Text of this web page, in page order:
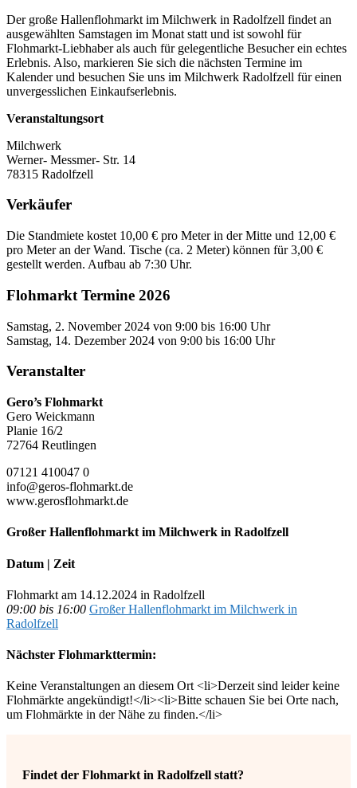
Der große Hallenflohmarkt im Milchwerk in Radolfzell findet an
ausgewählten Samstagen im Monat statt und ist sowohl für
Flohmarkt-Liebhaber als auch für gelegentliche Besucher ein echtes
Erlebnis. Also, markieren Sie sich die nächsten Termine im
Kalender und besuchen Sie uns im Milchwerk Radolfzell für einen
unvergesslichen Einkaufserlebnis.
Veranstaltungsort
Milchwerk
Werner- Messmer- Str. 14
78315 Radolfzell
Verkäufer
Die Standmiete kostet 10,00 € pro Meter in der Mitte und 12,00 €
pro Meter an der Wand. Tische (ca. 2 Meter) können für 3,00 €
gestellt werden. Aufbau ab 7:30 Uhr.
Flohmarkt Termine 2026
Samstag, 2. November 2024 von 9:00 bis 16:00 Uhr
Samstag, 14. Dezember 2024 von 9:00 bis 16:00 Uhr
Veranstalter
Gero’s Flohmarkt
Gero Weickmann
Planie 16/2
72764 Reutlingen
07121 410047 0
info@geros-flohmarkt.de
www.gerosflohmarkt.de
Großer Hallenflohmarkt im Milchwerk in Radolfzell
Datum | Zeit
Flohmarkt am 14.12.2024 in Radolfzell
09:00 bis 16:00 Großer Hallenflohmarkt im Milchwerk in
Radolfzell
Nächster Flohmarkttermin:
Keine Veranstaltungen an diesem Ort <li>Derzeit sind leider keine
Flohmärkte angekündigt!</li><li>Bitte schauen Sie bei Orte nach,
um Flohmärkte in der Nähe zu finden.</li>
Findet der Flohmarkt in Radolfzell statt?